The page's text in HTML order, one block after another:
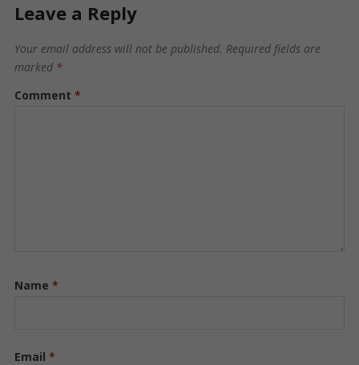
Leave a Reply
Your email address will not be published. Required fields are
marked *
Comment *
Name *
Email *